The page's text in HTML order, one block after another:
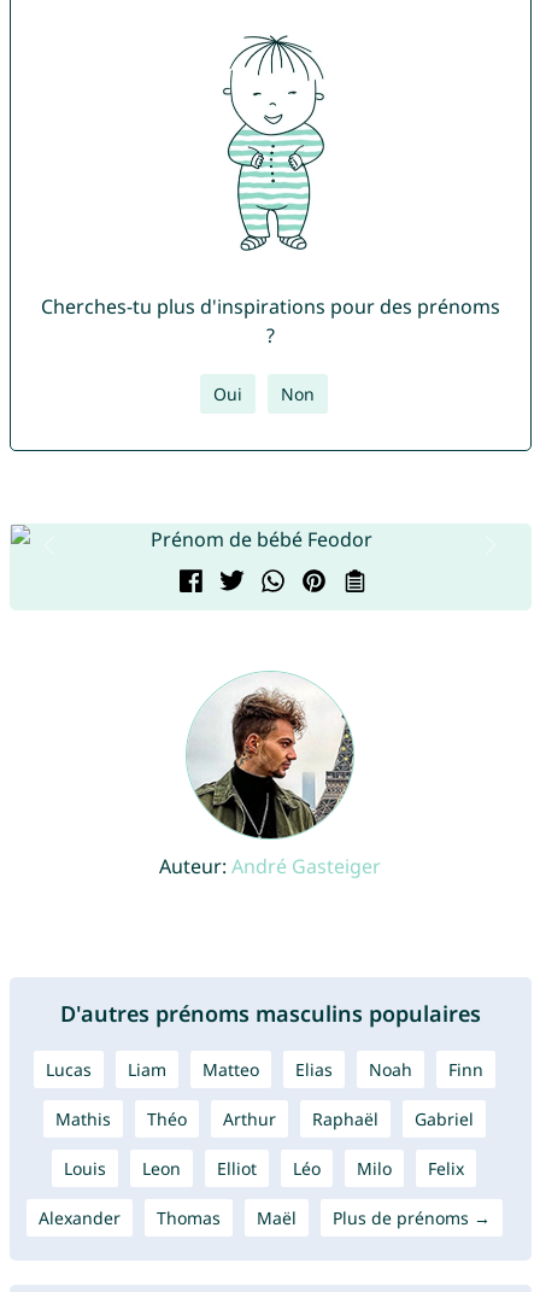
Cherches-tu plus d'inspirations pour des prénoms
?
Oui Non
Auteur: André Gasteiger
D'autres prénoms masculins populaires
Lucas Liam Matteo Elias Noah Finn
Mathis Théo Arthur Raphaël Gabriel
Louis Leon Elliot Léo Milo Felix
Alexander Thomas Maël Plus de prénoms →